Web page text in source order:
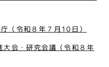
（令和８年７月10日）
会・研究会議（令和８年